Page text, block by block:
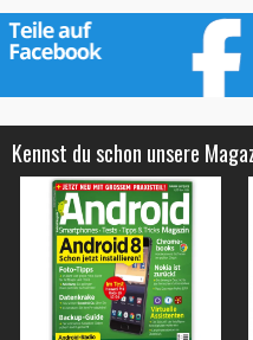
Kennst du schon unsere